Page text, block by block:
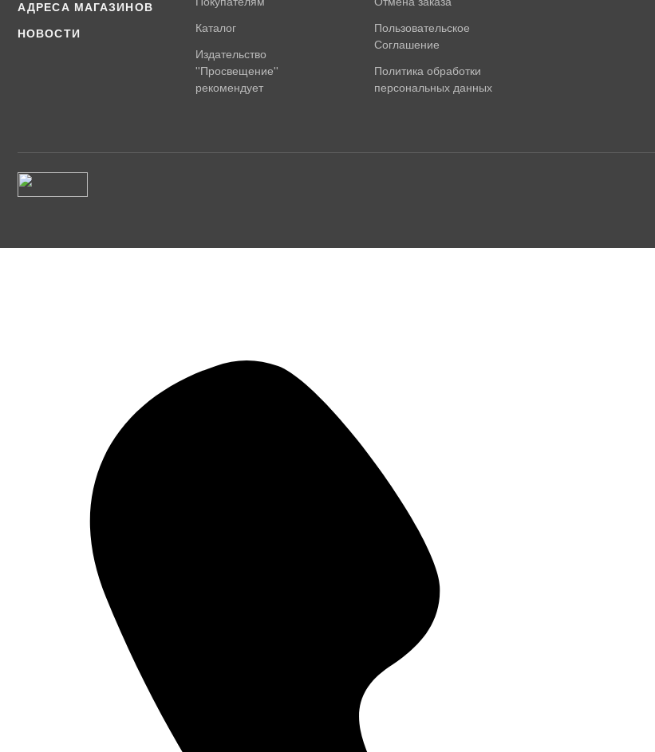
АДРЕСА МАГАЗИНОВ
НОВОСТИ Каталог
Издательство
''Просвещение''
рекомендует
Пользовательское
Соглашение
Политика обработки
персональных данных